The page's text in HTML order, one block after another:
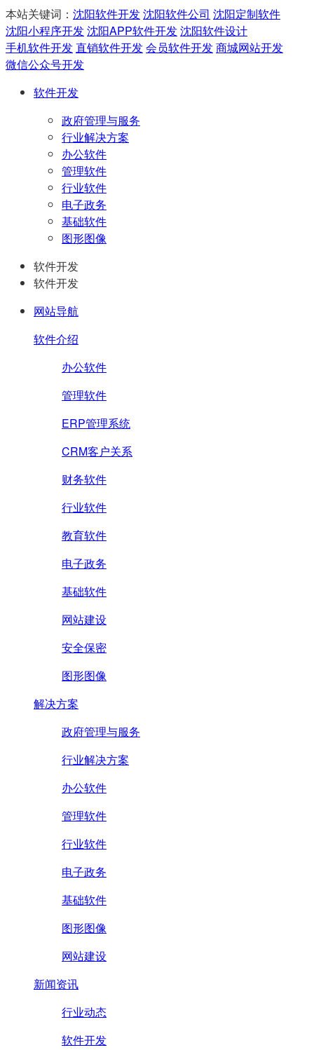
本站关键词： 沈阳软件开发沈阳软件公司 沈阳定制软件
沈阳小程序开发沈阳APP软件开发沈阳软件设计
手机软件开发直销软件开发会员软件开发商城网站开发
微信公众号开发
软件开发
政府管理与服务
行业解决方案
办公软件
管理软件
行业软件
电子政务
基础软件
图形图像
软件开发
软件开发
网站导航
软件介绍
办公软件
管理软件
ERP管理系统
CRM客户关系
财务软件
行业软件
教育软件
电子政务
基础软件
网站建设
安全保密
图形图像
解决方案
政府管理与服务
行业解决方案
办公软件
管理软件
行业软件
电子政务
基础软件
图形图像
网站建设
新闻资讯
行业动态
软件开发